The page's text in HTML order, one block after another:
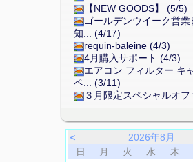
【NEW GOODS】 (5/5)
ゴールデンウイーク営業
知... (4/17)
requin-baleine (4/3)
4月購入サポート (4/3)
エアコン フィルター キ
ペ... (3/11)
３月限定スペシャルオ
＜ 2026年8月
日
月 火 水 木